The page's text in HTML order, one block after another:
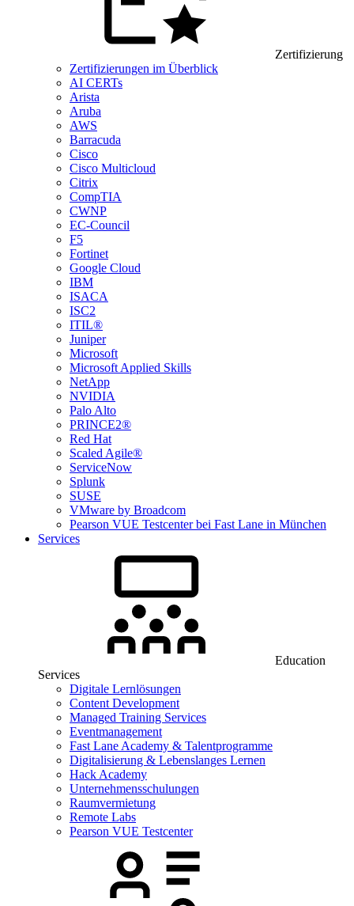
Zertifizierung
Zertifizierungen im Überblick
AI CERTs
Arista
Aruba
AWS
Barracuda
Cisco
Cisco Multicloud
Citrix
CompTIA
CWNP
EC-Council
F5
Fortinet
Google Cloud
IBM
ISACA
ISC2
ITIL®
Juniper
Microsoft
Microsoft Applied Skills
NetApp
NVIDIA
Palo Alto
PRINCE2®
Red Hat
Scaled Agile®
ServiceNow
Splunk
SUSE
VMware by Broadcom
Pearson VUE Testcenter bei Fast Lane in München
Services
Education
Services
Digitale Lernlösungen
Content Development
Managed Training Services
Eventmanagement
Fast Lane Academy & Talentprogramme
Digitalisierung & Lebenslanges Lernen
Hack Academy
Unternehmensschulungen
Raumvermietung
Remote Labs
Pearson VUE Testcenter